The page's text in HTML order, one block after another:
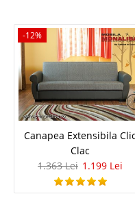
serie de canapele, fotolii si
inspirate de nevoile zilnice si
Pret
-12%
Canapea Extensibila Clic
Clac
1.363 Lei 1.199 Lei